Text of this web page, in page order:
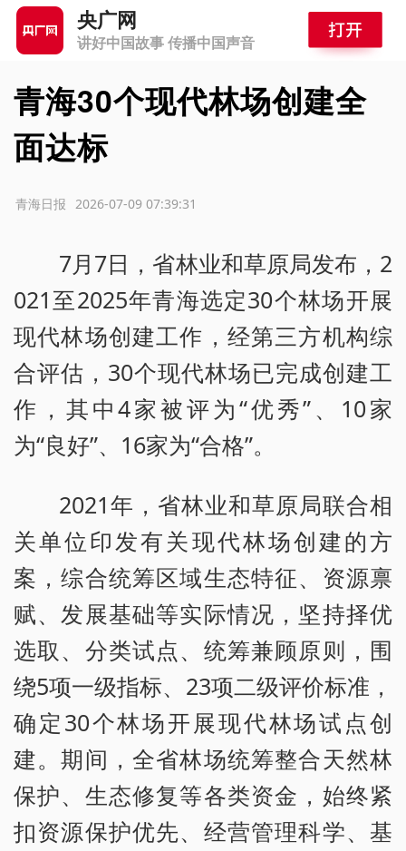
央广网
讲好中国故事 传播中国声音
青海30个现代林场创建全
面达标
2026-07-09 07:39:31
青海日报
7月7日，省林业和草原局发布，2
021至2025年青海选定30个林场开展
现代林场创建工作，经第三方机构综
合评估，30个现代林场已完成创建工
作，其中4家被评为“优秀”、10家
为“良好”、16家为“合格”。
2021年，省林业和草原局联合相
关单位印发有关现代林场创建的方
案，综合统筹区域生态特征、资源禀
赋、发展基础等实际情况，坚持择优
选取、分类试点、统筹兼顾原则，围
绕5项一级指标、23项二级评价标准，
确定30个林场开展现代林场试点创
建。期间，全省林场统筹整合天然林
保护、生态修复等各类资金，始终紧
扣资源保护优先、经营管理科学、基